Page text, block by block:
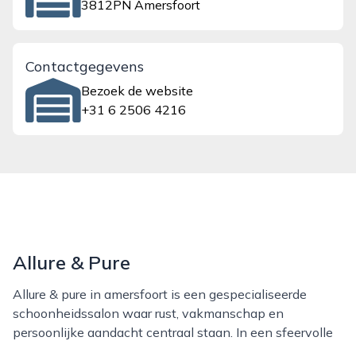
3812PN Amersfoort
Contactgegevens
Bezoek de website
+31 6 2506 4216
Allure & Pure
Allure & pure in amersfoort is een gespecialiseerde
schoonheidssalon waar rust, vakmanschap en
persoonlijke aandacht centraal staan. In een sfeervolle